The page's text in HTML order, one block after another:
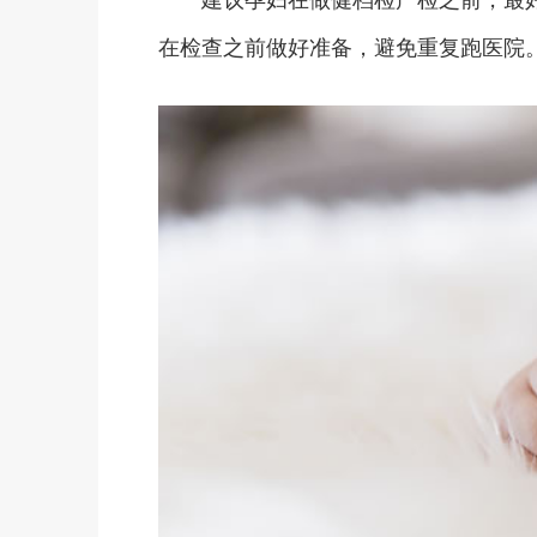
在检查之前做好准备，避免重复跑医院